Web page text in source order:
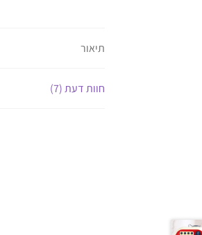
תיאור
חוות דעת (7)